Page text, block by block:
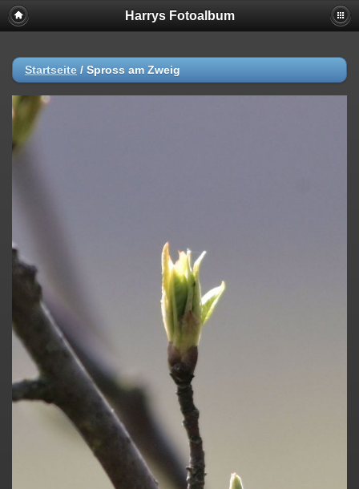
Harrys Fotoalbum
Startseite / Spross am Zweig